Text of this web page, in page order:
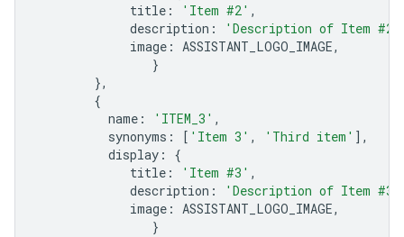
title : 'Item #2' ,
description : 'Description of Item #2'
image : ASSISTANT_LOGO_IMAGE,
}
},
{
name : 'ITEM_3' ,
synonyms : [ 'Item 3' , 'Third item' ],
display :
{
title : 'Item #3' ,
description : 'Description of Item #3'
image : ASSISTANT_LOGO_IMAGE,
}